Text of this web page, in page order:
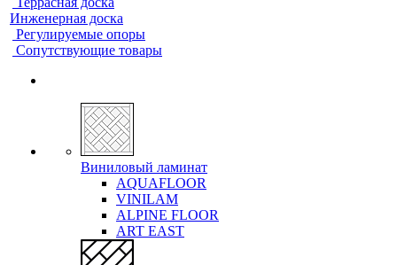
Инженерная доска
Регулируемые опоры
Сопутствующие товары
Виниловый ламинат
AQUAFLOOR
VINILAM
ALPINE FLOOR
ART EAST